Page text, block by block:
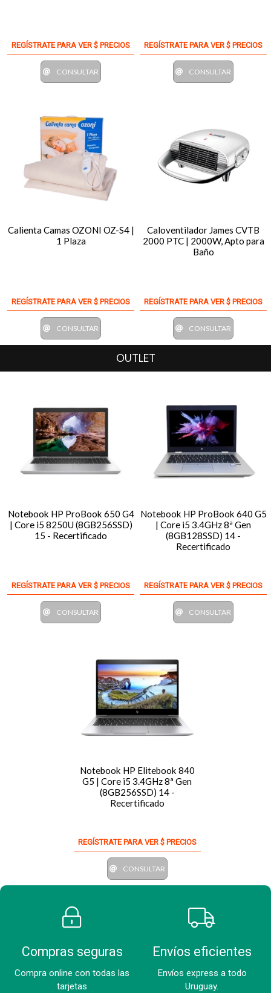
REGÍSTRATE PARA VER $ PRECIOS
CONSULTAR
REGÍSTRATE PARA VER $ PRECIOS
CONSULTAR
Calienta Camas OZONI OZ-S4 |
1 Plaza
REGÍSTRATE PARA VER $ PRECIOS
CONSULTAR
Caloventilador James CVTB
2000 PTC | 2000W, Apto para
Baño
REGÍSTRATE PARA VER $ PRECIOS
CONSULTAR
OUTLET
Notebook HP ProBook 650 G4
| Core i5 8250U (8GB256SSD)
15 - Recertificado
REGÍSTRATE PARA VER $ PRECIOS
CONSULTAR
Notebook HP ProBook 640 G5
| Core i5 3.4GHz 8ª Gen
(8GB128SSD) 14 -
Recertificado
REGÍSTRATE PARA VER $ PRECIOS
CONSULTAR
Notebook HP Elitebook 840
G5 | Core i5 3.4GHz 8ª Gen
(8GB256SSD) 14 -
Recertificado
REGÍSTRATE PARA VER $ PRECIOS
CONSULTAR
Compras seguras
Compra online con todas las
tarjetas
Envíos eficientes
Envíos express a todo
Uruguay.